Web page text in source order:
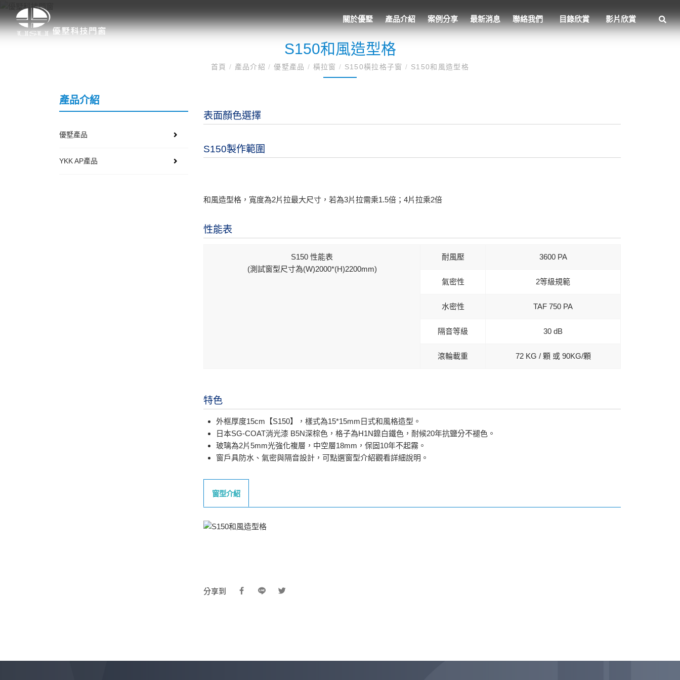
關於優墅 產品介紹 案例分享 最新消息 聯絡我們 目錄欣賞 影片欣賞
S150和風造型格
首頁/ 產品介紹/ 優墅產品 / 橫拉窗/ S150橫拉格子窗/ S150和風造型格
產品介紹
優墅產品
YKK AP產品
表面顏色選擇
S150製作範圍
和風造型格，寬度為2片拉最大尺寸，若為3片拉需乘1.5倍；4片拉乘2倍
性能表
S150 性能表
(測試窗型尺寸為(W)2000*(H)2200mm)
耐風壓 3600 PA
氣密性 2等級規範
水密性 TAF 750 PA
隔音等級 30 dB
滾輪載重 72 KG / 顆 或 90KG/顆
特色
外框厚度15cm【S150】，樣式為15*15mm日式和風格造型。
日本SG-COAT消光漆 B5N深棕色，格子為H1N鎳白鐵色，耐候20年抗鹽分不褪色。
玻璃為2片5mm光強化複層，中空層18mm，保固10年不起霧。
窗戶具防水、氣密與隔音設計，可點選窗型介紹觀看詳細說明。
窗型介紹
分享到